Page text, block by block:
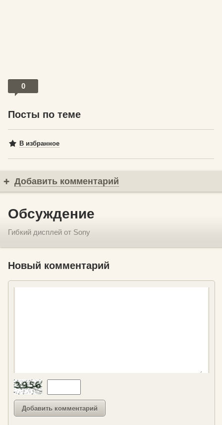
0
Посты по теме
В избранное
Добавить комментарий
Обсуждение
Гибкий дисплей от Sony
Новый комментарий